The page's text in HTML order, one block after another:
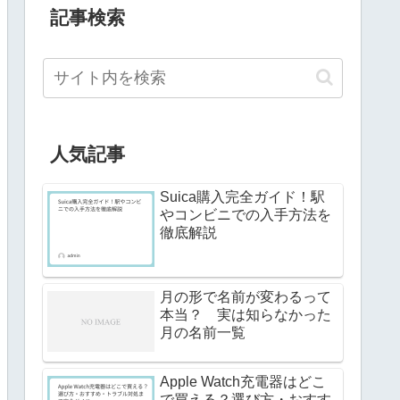
記事検索
人気記事
Suica購入完全ガイド！駅
やコンビニでの入手方法を
徹底解説
月の形で名前が変わるって
本当？ 実は知らなかった
月の名前一覧
Apple Watch充電器はどこ